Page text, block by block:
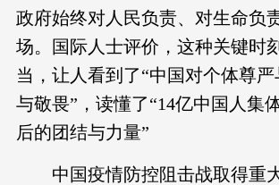
政府始终对人民负责、对生命负
场。国际人士评价，这种关键时
当，让人看到了“中国对个体尊
与敬畏”，读懂了“14亿中国人集
后的团结与力量”
中国疫情防控阻击战取得重